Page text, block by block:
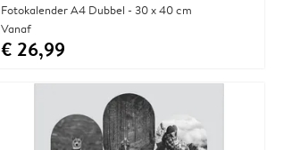
Fotokalender A4 Dubbel - 30 x 40 cm
Vanaf
€ 26,99